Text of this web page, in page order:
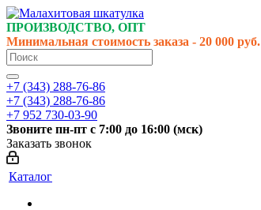
ПРОИЗВОДСТВО, ОПТ
Минимальная стоимость заказа - 20 000 руб.
+7 (343) 288-76-86
+7 (343) 288-76-86
+7 952 730-03-90
Звоните пн-пт с 7:00 до 16:00 (мск)
Заказать звонок
Каталог